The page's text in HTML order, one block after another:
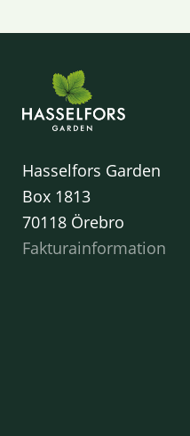
Hasselfors Garden
Box 1813
70118 Örebro
Fakturainformation